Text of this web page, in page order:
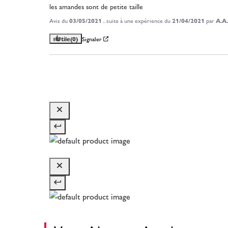
les amandes sont de petite taille
Avis du03/05/2021 , suite à une expérience du21/04/2021 parA.A.
Utile(0) Signaler